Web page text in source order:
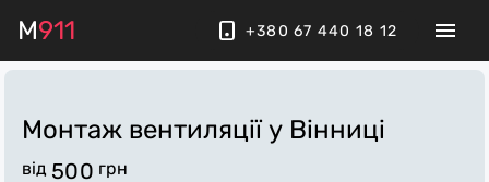
M911 +380 67 440 18 12
Монтаж вентиляціїу Вінниці
від 500 грн